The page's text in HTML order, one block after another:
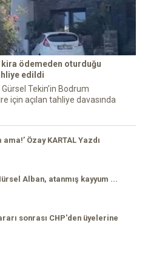
kira ödemeden oturduğu
edildi
Tekin’in Bodrum
için açılan tahliye davasında
Özay KARTAL Yazdı
Alban, atanmış kayyum ...
sonrası CHP'den üyelerine